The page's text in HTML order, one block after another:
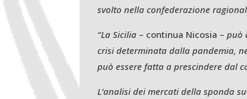
svolto nella confederazione
“La Sicilia – continua Nicosia –può
crisi determinata dalla pandemia,
può essere fatta a prescindere dal
L’analisi dei mercati della sponda